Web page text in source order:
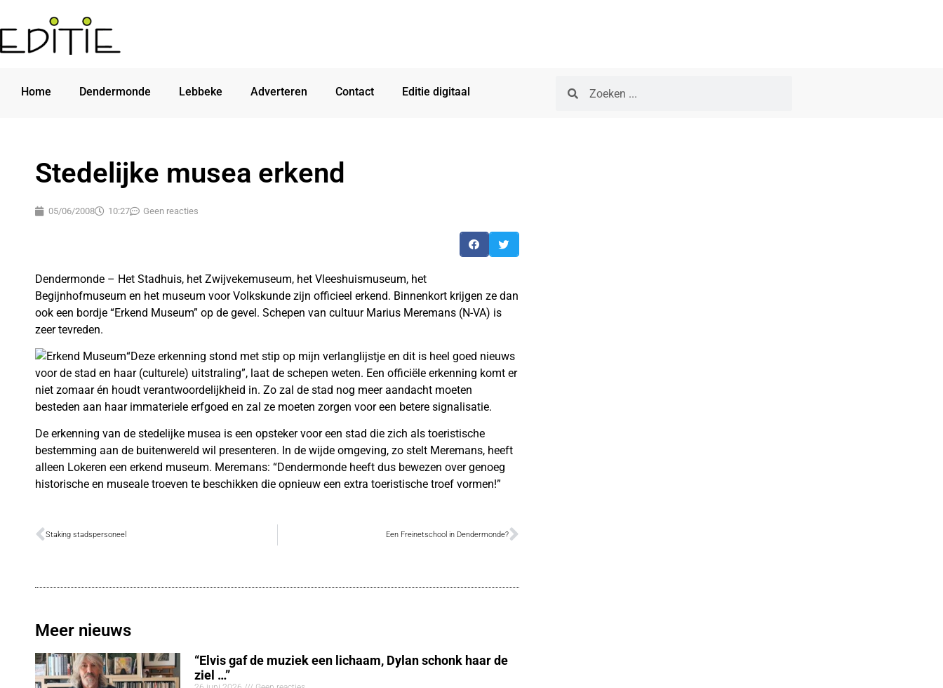
Home Dendermonde Lebbeke Adverteren Contact Editie digitaal
Stedelijke musea erkend
05/06/2008 10:27 Geen reacties
Dendermonde – Het Stadhuis, het Zwijvekemuseum, het Vleeshuismuseum, het
Begijnhofmuseum en het museum voor Volkskunde zijn officieel erkend. Binnenkort krijgen ze dan
ook een bordje “Erkend Museum” op de gevel. Schepen van cultuur Marius Meremans (N-VA) is
zeer tevreden.
“Deze erkenning stond met stip op mijn verlanglijstje en dit is heel goed nieuws
voor de stad en haar (culturele) uitstraling”, laat de schepen weten. Een officiële erkenning komt er
niet zomaar én houdt verantwoordelijkheid in. Zo zal de stad nog meer aandacht moeten
besteden aan haar immateriele erfgoed en zal ze moeten zorgen voor een betere signalisatie.
De erkenning van de stedelijke musea is een opsteker voor een stad die zich als toeristische
bestemming aan de buitenwereld wil presenteren. In de wijde omgeving, zo stelt Meremans, heeft
alleen Lokeren een erkend museum. Meremans: “Dendermonde heeft dus bewezen over genoeg
historische en museale troeven te beschikken die opnieuw een extra toeristische troef vormen!”
Staking stadspersoneel Een Freinetschool in Dendermonde?
Meer nieuws
“Elvis gaf de muziek een lichaam, Dylan schonk haar de
ziel …”